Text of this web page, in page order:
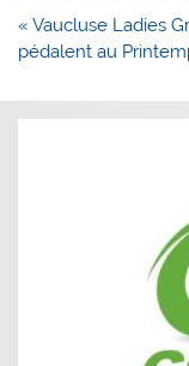
Navigation
de
« Vaucluse Ladies
pédalent au